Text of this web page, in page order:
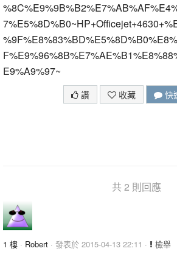
E9%A9%97~
讚 收藏 快
共 2 則回應
1 樓 · Robert · 發表於 2015-04-13 22:11 · 檢舉